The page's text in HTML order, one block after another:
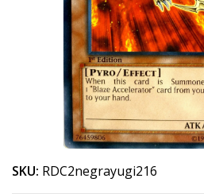
SKU: RDC2negrayugi216